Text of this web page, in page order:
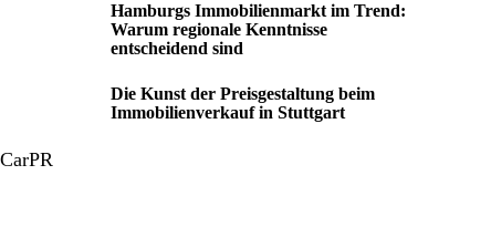
Hamburgs Immobilienmarkt im Trend:
Warum regionale Kenntnisse
entscheidend sind
Die Kunst der Preisgestaltung beim
Immobilienverkauf in Stuttgart